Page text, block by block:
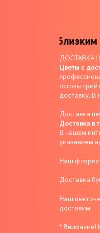
вашим близким
ДОСТАВКА
Цветы с
готовы
доставку. В
Доставка
Доставка в
В нашем
указанием
Наш
Доставка
Наш
доставим
* Внимание!